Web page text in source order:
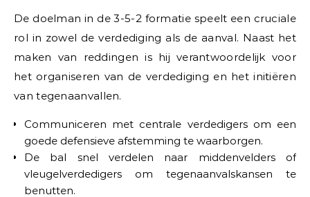
De doelman in de 3-5-2 formatie speelt een cruciale
rol in zowel de verdediging als de aanval. Naast het
maken van reddingen is hij verantwoordelijk voor
het organiseren van de verdediging en het initiëren
van tegenaanvallen.
Communiceren met centrale verdedigers om een
goede defensieve afstemming te waarborgen.
De bal snel verdelen naar middenvelders of
vleugelverdedigers om tegenaanvalskansen te
benutten.